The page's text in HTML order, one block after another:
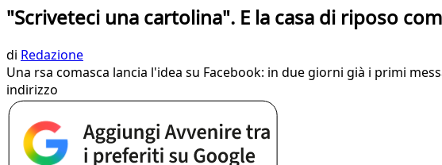
"Scriveteci una cartolina". E la casa di riposo
di Redazione
Una rsa comasca lancia l'idea su Facebook: in due giorni già i primi
indirizzo